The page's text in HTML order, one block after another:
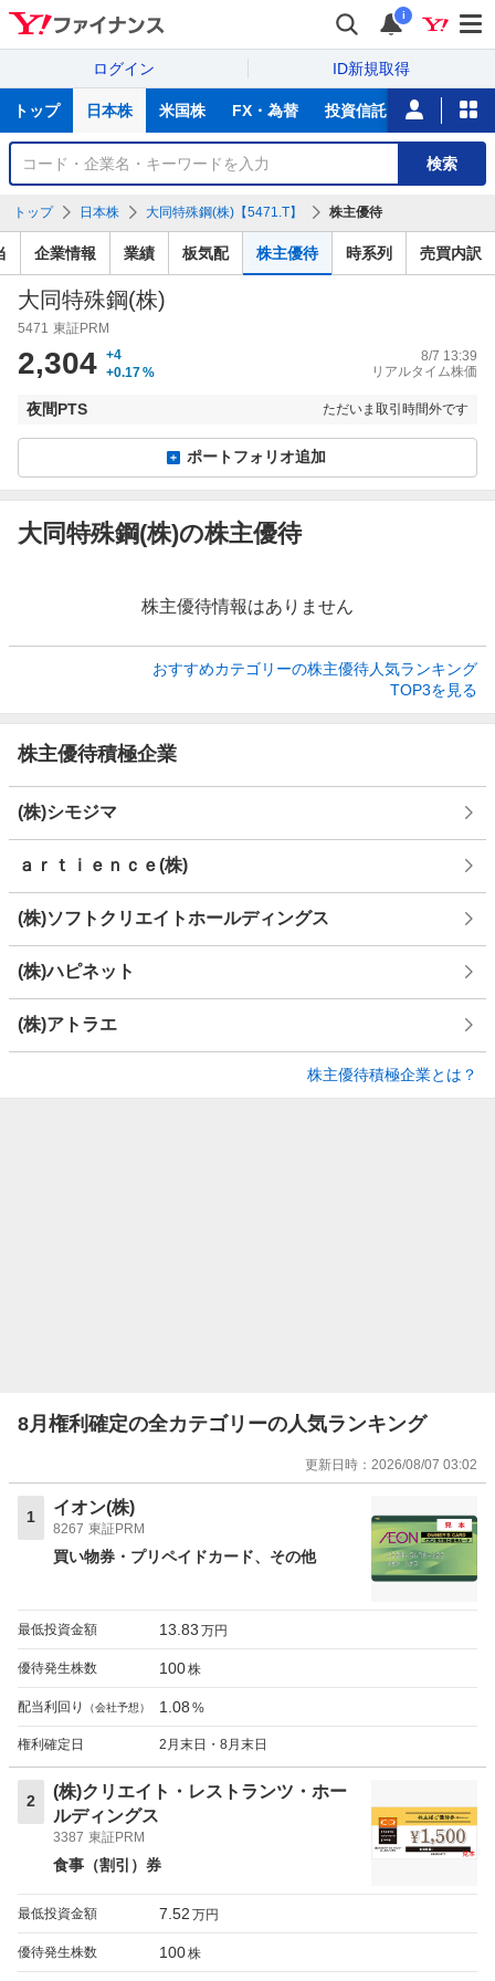
i
ログイン ID新規取得
サ
トップ 日本株 米国株 FX・為替 投資信託 ニュース
銘
検
検索
トップ 日本株 大同特殊鋼(株)【5471.T】 株主優待
企業情報 業績 板気配 株主優待 時系列 売買内訳
大同特殊鋼(株)
5471 東証PRM
2,304 +4
+0.17%
8/7 13:39
リアルタイム株価
夜間PTS ただいま取引時間外です
ポートフォリオ追加
大同特殊鋼(株)の株主優待
株主優待情報はありません
おすすめカテゴリーの株主優待人気ランキング
TOP3を見る
株主優待積極企業
(株)シモジマ
ａｒｔｉｅｎｃｅ(株)
(株)ソフトクリエイトホールディングス
(株)ハピネット
(株)アトラエ
株主優待積極企業とは？
8月権利確定の全カテゴリーの人気ランキング
更新日時： 2026/08/07 03:02
1
イオン(株)
8267 東証PRM
買い物券・プリペイドカード その他
最低投資金額 13.83 万円
優待発生株数 100株
配当利回り （会社予想） 1.08 %
権利確定日 2月末日・8月末日
2
(株)クリエイト・レストランツ・ホー
ルディングス
3387 東証PRM
食事（割引）券
最低投資金額 7.52 万円
優待発生株数 100株